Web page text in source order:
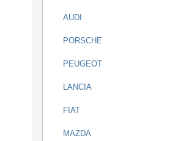
AUDI
PORSCHE
PEUGEOT
LANCIA
FIAT
MAZDA